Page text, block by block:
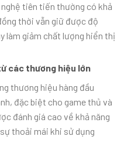
tiên tiến thường có khả
thời vẫn giữ được độ
làm giảm chất lượng hiển thị
các thương hiệu lớn
thương hiệu hàng đầu
đặc biệt cho game thủ và
đánh giá cao về khả năng
thoải mái khi sử dụng